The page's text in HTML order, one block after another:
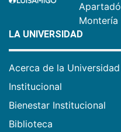
Apartadó
Montería
LA UNIVERSIDAD
Acerca de la Universidad
Institucional
Bienestar Institucional
Biblioteca